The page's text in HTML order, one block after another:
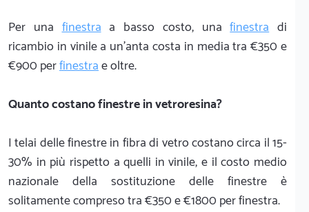
Per unafinestraa basso costo, unafinestradi
ricambio in vinile a un'anta costa in media tra €350 e
€900 perfinestrae oltre.
Quanto costano finestre in vetroresina?
I telai delle finestre in fibra di vetro costano circa il 15-
30% in più rispetto a quelli in vinile, e il costo medio
nazionale della sostituzione delle finestre è
solitamente compreso tra €350 e €1800 per finestra.